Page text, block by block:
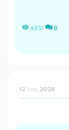
4931 8
12 June, 2026